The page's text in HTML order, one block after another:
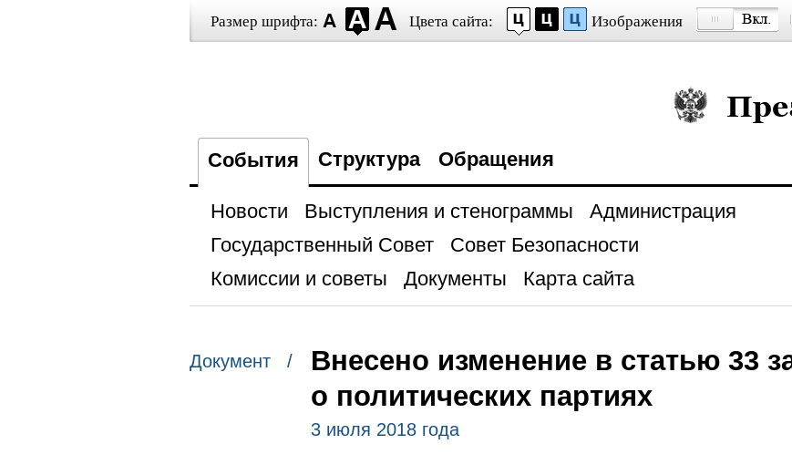
Размер шрифта: Цвета сайта: Изображения
Президент
События Структура Обращения
Новости Выступления и стенограммы
Администрация
Государственный Совет
Совет Безопасности
Комиссии и советы
Документы Карта сайта
Документ /
Внесено изменение в статью 33
о политических партиях
3 июля 2018 года